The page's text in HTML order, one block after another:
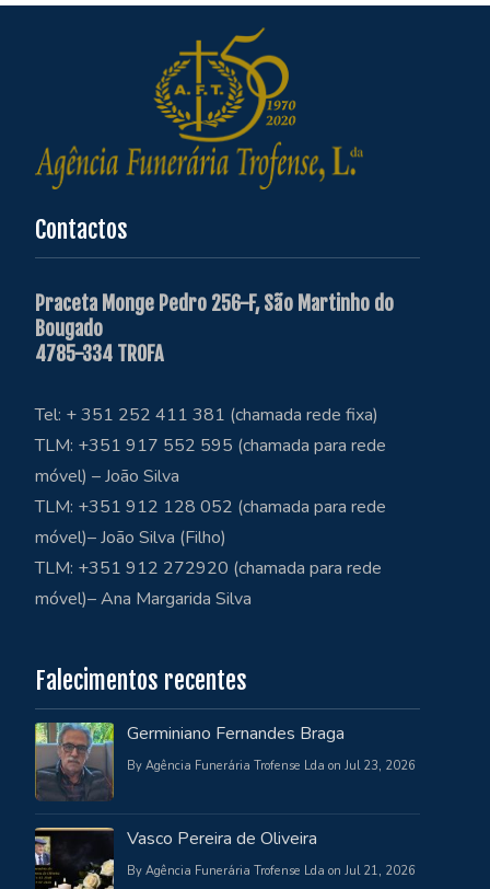
Contactos
Praceta Monge Pedro 256-F, São Martinho do
Bougado
4785-334 TROFA
Tel: + 351 252 411 381 (chamada rede fixa)
TLM: +351 917 552 595 (chamada para rede
móvel) – João Silva
TLM: +351 912 128 052 (chamada para rede
móvel)– João Silva (Filho)
TLM: +351 912 272920 (chamada para rede
móvel)– Ana Margarida Silva
Falecimentos recentes
Germiniano Fernandes Braga
By Agência Funerária Trofense Lda on Jul 23, 2026
Vasco Pereira de Oliveira
By Agência Funerária Trofense Lda on Jul 21, 2026